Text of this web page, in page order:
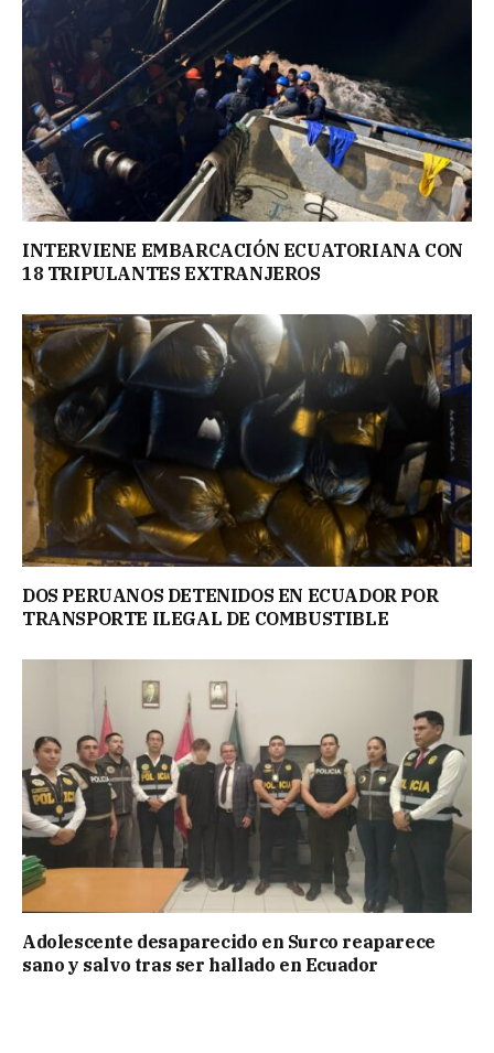
INTERVIENE EMBARCACIÓN ECUATORIANA CON
18 TRIPULANTES EXTRANJEROS
DOS PERUANOS DETENIDOS EN ECUADOR POR
TRANSPORTE ILEGAL DE COMBUSTIBLE
Adolescente desaparecido en Surco reaparece
sano y salvo tras ser hallado en Ecuador